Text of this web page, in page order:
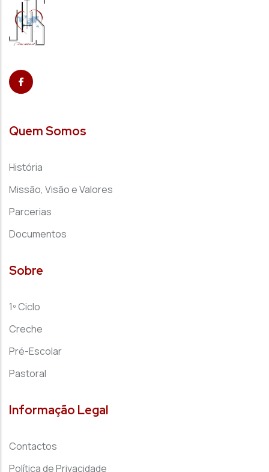
Quem Somos
História
Missão, Visão e Valores
Parcerias
Documentos
Sobre
1º Ciclo
Creche
Pré-Escolar
Pastoral
Informação Legal
Contactos
Política de Privacidade